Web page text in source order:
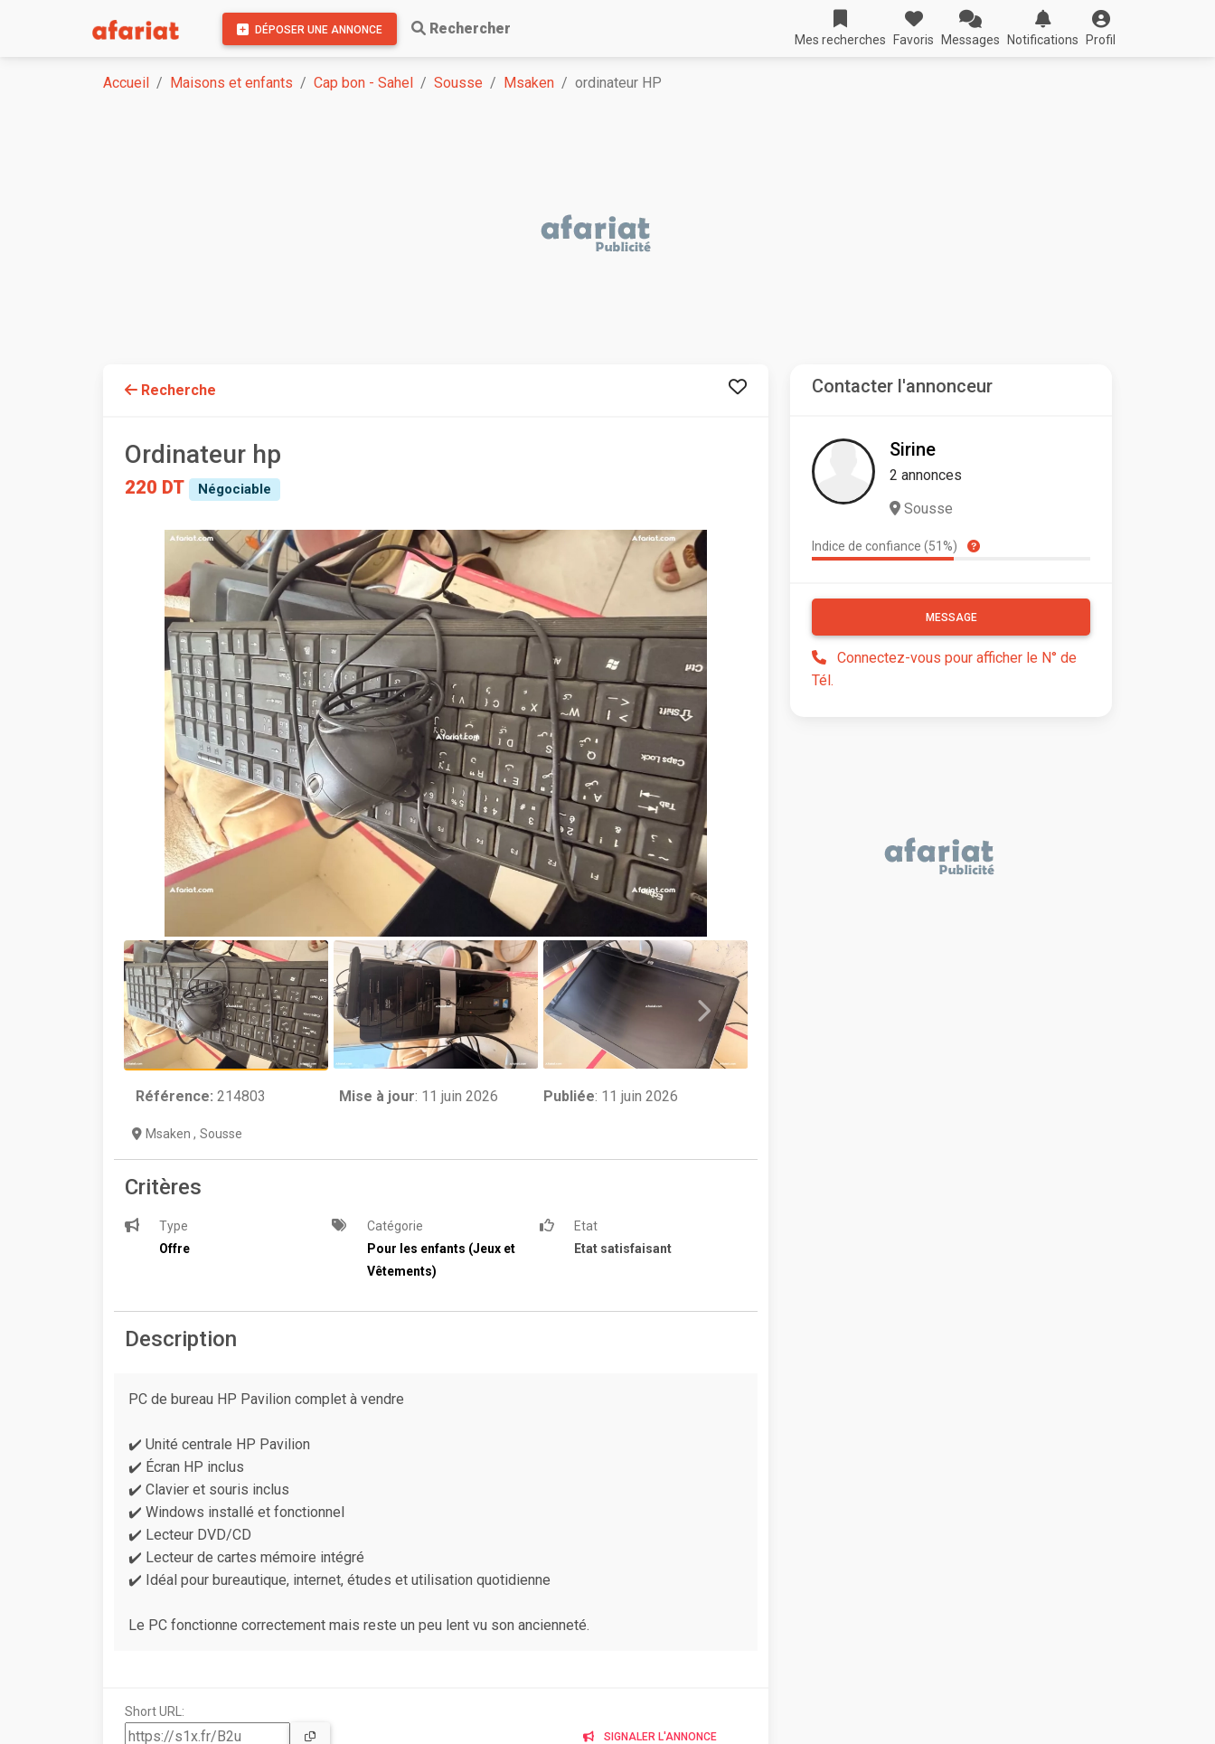
DÉPOSER UNE ANNONCE Rechercher
Mes recherches Favoris Messages Notifications Profil
Accueil Maisons et enfants Cap bon - Sahel Sousse Msaken ordinateur HP
Recherche
Ordinateur hp
220 DT Négociable
Référence: 214803 Mise à jour: 11 juin 2026 Publiée: 11 juin 2026
Msaken , Sousse
Critères
Type
Offre
Catégorie
Pour les enfants (Jeux et
Vêtements)
Etat
Etat satisfaisant
Description
PC de bureau HP Pavilion complet à vendre
✔️ Unité centrale HP Pavilion
✔️ Écran HP inclus
✔️ Clavier et souris inclus
✔️ Windows installé et fonctionnel
✔️ Lecteur DVD/CD
✔️ Lecteur de cartes mémoire intégré
✔️ Idéal pour bureautique, internet, études et utilisation quotidienne
Le PC fonctionne correctement mais reste un peu lent vu son ancienneté.
Short URL:
SIGNALER L'ANNONCE
Contacter l'annonceur
Sirine
2 annonces
Sousse
Indice de confiance (51%)
MESSAGE
Connectez-vous pour afficher le N° de
Tél.